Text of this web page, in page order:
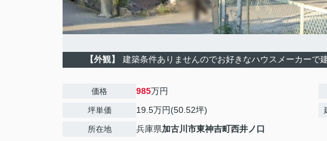
【外観】 建築条件ありませんのでお好きなハウスメーカーで
価格 985万円
坪単価 19.5万円(50.52坪)
所在地 兵庫県加古川市東神吉町西井ノ口